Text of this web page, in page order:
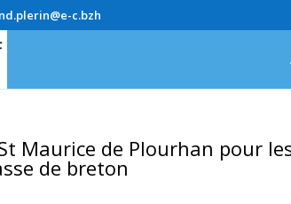
c.bzh
Maurice de Plourhan pour
de breton